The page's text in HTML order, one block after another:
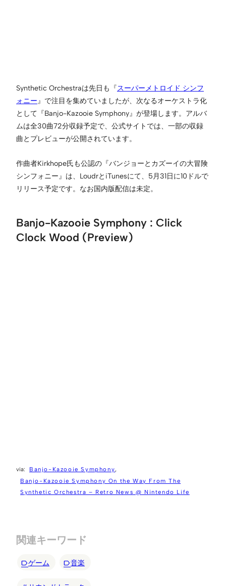
Synthetic Orchestraは先日も『スーパーメトロイド シンフ
ォニー 』で注目を集めていましたが、次なるオーケストラ化
として『Banjo-Kazooie Symphony』が登場します。アルバ
ムは全30曲72分収録予定で、公式サイトでは、一部の収録
曲とプレビューが公開されています。
作曲者Kirkhope氏も公認の『バンジョーとカズーイの大冒険
シンフォニー』は、LoudrとiTunesにて、5月31日に10ドルで
リリース予定です。なお国内版配信は未定。
Banjo-Kazooie Symphony : Click
Clock Wood (Preview)
Banjo-Kazooie Symphony
Banjo-Kazooie Symphony On the Way From The
Synthetic Orchestra – Retro News @ Nintendo Life
関連キーワード
ゲーム 音楽